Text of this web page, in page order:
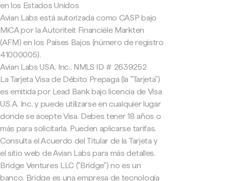
en los Estados Unidos
Avian Labs está autorizada como CASP bajo
MiCA por la Autoriteit Financiële Markten
(AFM) en los Países Bajos (número de registro
41000005).
Avian Labs USA, Inc., NMLS ID # 2639252
La Tarjeta Visa de Débito Prepaga (la "Tarjeta")
es emitida por Lead Bank bajo licencia de Visa
U.S.A. Inc. y puede utilizarse en cualquier lugar
donde se acepte Visa. Debes tener 18 años o
más para solicitarla. Pueden aplicarse tarifas.
Consulta el Acuerdo del Titular de la Tarjeta y
el sitio web de Avian Labs para más detalles.
Bridge Ventures LLC ("Bridge") no es un
banco. Bridge es una empresa de tecnología